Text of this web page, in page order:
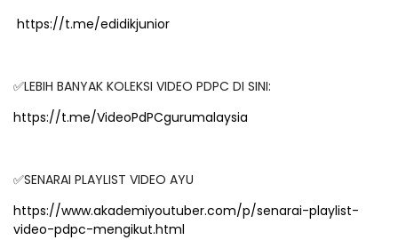
https://t.me/edidikjunior
✅LEBIH BANYAK KOLEKSI VIDEO PDPC DI SINI:
https://t.me/VideoPdPCgurumalaysia
✅SENARAI PLAYLIST VIDEO AYU
https://www.akademiyoutuber.com/p/senarai-playlist-
video-pdpc-mengikut.html